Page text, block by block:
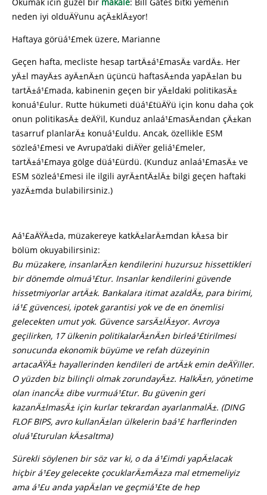
neden iyi olduÄŸunu açÄ±klÄ±yor!
Haftaya görüá¹£mek üzere, Marianne
Geçen hafta, mecliste hesap tartÄ±á¹£masÄ± vardÄ±. Her
yÄ±l mayÄ±s ayÄ±nÄ±n üçüncü haftasÄ±nda yapÄ±lan bu
tartÄ±á¹£mada, kabinenin geçen bir yÄ±ldaki politikasÄ±
konuá¹£ulur. Rutte hükumeti düá¹£tüÄŸü için konu daha çok
onun politikasÄ± deÄŸil, Kunduz anlaá¹£masÄ±ndan çÄ±kan
tasarruf planlarÄ± konuá¹£uldu. Ancak, özellikle ESM
sözleá¹£mesi ve Avrupa’daki diÄŸer geliá¹£meler,
tartÄ±á¹£maya gölge düá¹£ürdü. (Kunduz anlaá¹£masÄ± ve
ESM sözleá¹£mesi ile ilgili ayrÄ±ntÄ±lÄ± bilgi geçen haftaki
yazÄ±mda bulabilirsiniz.)
Aá¹£aÄŸÄ±da, müzakereye katkÄ±larÄ±mdan kÄ±sa bir
bölüm okuyabilirsiniz:
Bu müzakere, insanlarÄ±n kendilerini huzursuz hissettikleri
bir dönemde olmuá¹£tur. Insanlar kendilerini güvende
hissetmiyorlar artÄ±k. Bankalara itimat azaldÄ±, para birimi,
iá¹£ güvencesi, ipotek garantisi yok ve de en önemlisi
gelecekten umut yok. Güvence sarsÄ±lÄ±yor. Avroya
geçilirken, 17 ülkenin politikalarÄ±nÄ±n birleá¹£tirilmesi
sonucunda ekonomik büyüme ve refah düzeyinin
artacaÄŸÄ± hayallerinden kendileri de artÄ±k emin deÄŸiller.
O yüzden biz bilinçli olmak zorundayÄ±z. HalkÄ±n, yönetime
olan inancÄ± dibe vurmuá¹£tur. Bu güvenin geri
kazanÄ±lmasÄ± için kurlar tekrardan ayarlanmalÄ±. (DING
FLOF BIPS, avro kullanÄ±lan ülkelerin baá¹£ harflerinden
oluá¹£turulan kÄ±saltma)
Sürekli söylenen bir söz var ki, o da á¹£imdi yapÄ±lacak
hiçbir á¹£ey gelecekte çocuklarÄ±mÄ±za mal etmemeliyiz
ama á¹£u anda yapÄ±lan ve geçmiá¹£te de hep